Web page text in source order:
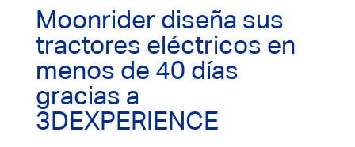
Moonrider diseña sus
tractores eléctricos en
menos de 40 días
gracias a
3DEXPERIENCE